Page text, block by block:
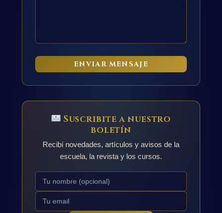
ENVIAR MENSAJE
Suscribite a nuestro
boletín
Recibí novedades, artículos y avisos de la
escuela, la revista y los cursos.